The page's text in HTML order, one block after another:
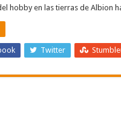
hobby en las tierras de Albion
Twitter